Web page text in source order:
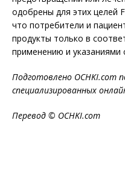
одобрены для этих целей
что потребители и
продукты только в
применению и указаниями
Подготовлено OCHKI.com
специализированных
Перевод © OCHKI.com